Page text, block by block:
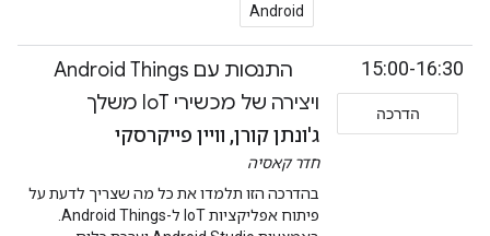
Android
15:00-16:30
הדרכה
התנסות עם Android Things
ויצירה של מכשירי IoT משלך
ג'ונתן קורן, וויין פייקרסקי
חדר קאסיה
בהדרכה הזו תלמדו את כל מה שצריך לדעת על